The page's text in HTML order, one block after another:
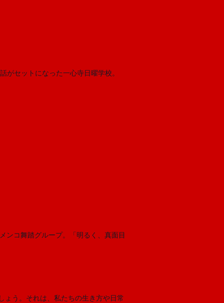
がセットになった一心寺日曜学校。
う。それは、私たちの生き方や日常